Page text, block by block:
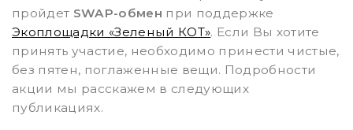
пройдет SWAP-обмен при поддержке
Экоплощадки «Зеленый КОТ». Если Вы хотите
принять участие, необходимо принести чистые,
без пятен, поглаженные вещи. Подробности
акции мы расскажем в следующих
публикациях.